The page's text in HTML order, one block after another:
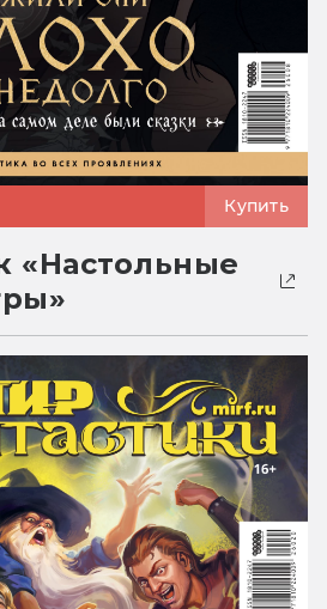
Купить
«Настольные